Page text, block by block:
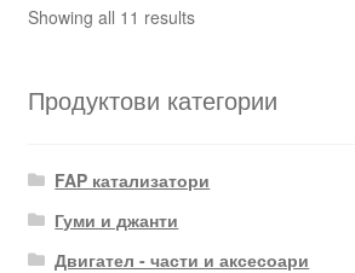
Showing all 11 resultsSorted
Продуктови категории
FAP катализатори
Гуми и джанти
Двигател - части и аксесоари